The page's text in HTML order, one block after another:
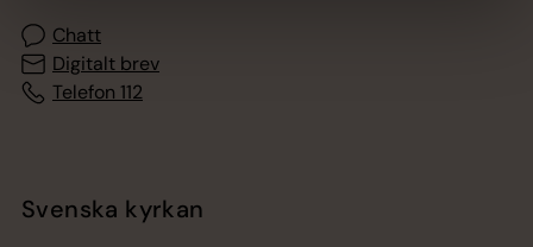
Chatt
Digitalt brev
Telefon 112
Svenska kyrkan